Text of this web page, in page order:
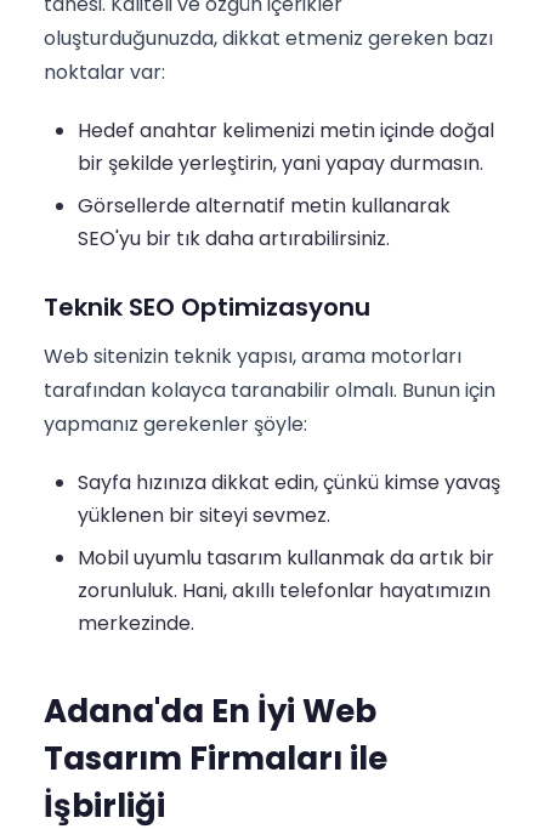
oluşturduğunuzda, dikkat etmeniz gereken bazı
noktalar var:
Hedef anahtar kelimenizi metin içinde doğal
bir şekilde yerleştirin, yani yapay durmasın.
Görsellerde alternatif metin kullanarak
SEO'yu bir tık daha artırabilirsiniz.
Teknik SEO Optimizasyonu
Web sitenizin teknik yapısı, arama motorları
tarafından kolayca taranabilir olmalı. Bunun için
yapmanız gerekenler şöyle:
Sayfa hızınıza dikkat edin, çünkü kimse yavaş
yüklenen bir siteyi sevmez.
Mobil uyumlu tasarım kullanmak da artık bir
zorunluluk. Hani, akıllı telefonlar hayatımızın
merkezinde.
Adana'da En İyi Web
Tasarım Firmaları ile
İşbirliği